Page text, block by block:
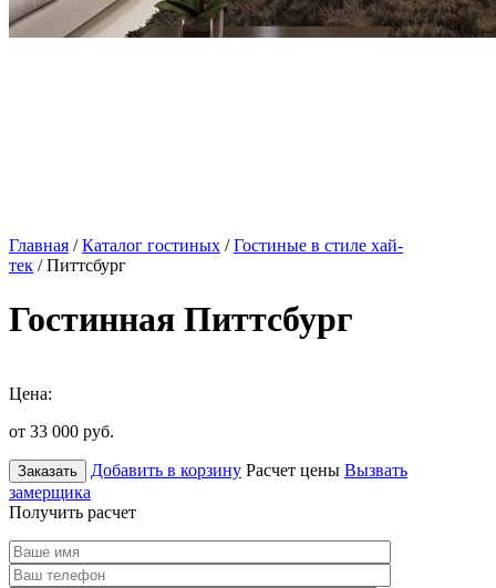
Главная /Каталог гостиных /Гостиные в стиле хай-
тек / Питтсбург
Гостинная Питтсбург
Цена:
от 33 000 руб.
Заказать Добавить в корзину Расчет цены Вызвать
замерщика
Получить расчет